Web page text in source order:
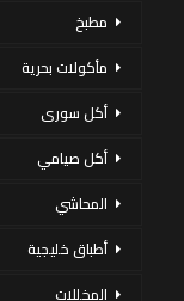
مطبخ
مأكولات بحرية
أكل سورى
أكل صيامي
المحاشي
أطباق خليجية
المخللات